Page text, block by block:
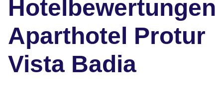
Hotelbewertungen
Aparthotel Protur
Vista Badia